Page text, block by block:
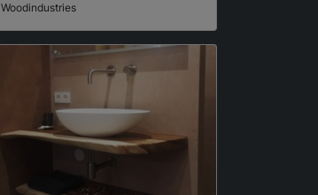
Woodindustries